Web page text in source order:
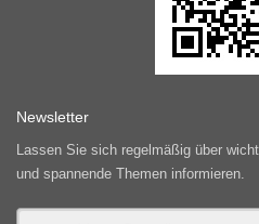
Newsletter
Lassen Sie sich regelmäßig über
und spannende Themen informieren.